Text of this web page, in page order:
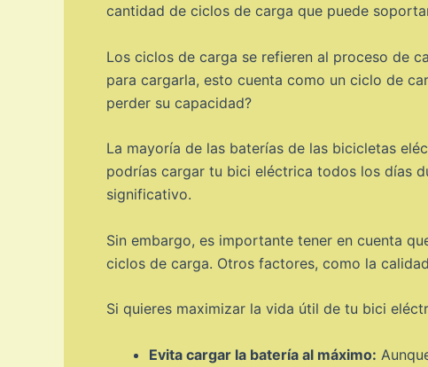
cantidad de ciclos de carga que puede
Los ciclos de carga se refieren al proceso de
para cargarla, esto cuenta como un ciclo de
perder su capacidad?
La mayoría de las baterías de las bicicletas
podrías cargar tu bici eléctrica todos los días
significativo.
Sin embargo, es importante tener en cuenta
ciclos de carga. Otros factores, como la
Si quieres maximizar la vida útil de tu bici
Evita cargar la batería al máximo: